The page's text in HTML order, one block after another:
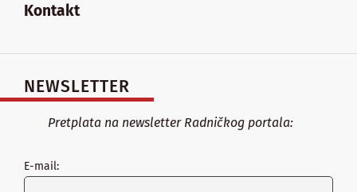
Kontakt
NEWSLETTER
Pretplata na newsletter Radničkog portala:
E-mail: